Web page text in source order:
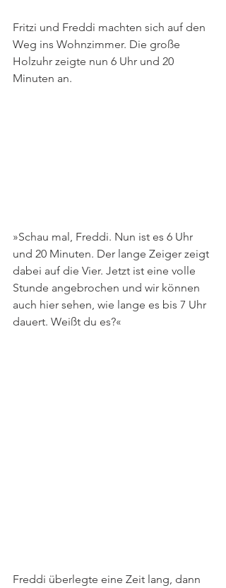
Fritzi und Freddi machten sich auf den
Weg ins Wohnzimmer. Die große
Holzuhr zeigte nun 6 Uhr und 20
Minuten an.
»Schau mal, Freddi. Nun ist es 6 Uhr
und 20 Minuten. Der lange Zeiger zeigt
dabei auf die Vier. Jetzt ist eine volle
Stunde angebrochen und wir können
auch hier sehen, wie lange es bis 7 Uhr
dauert. Weißt du es?«
Freddi überlegte eine Zeit lang, dann